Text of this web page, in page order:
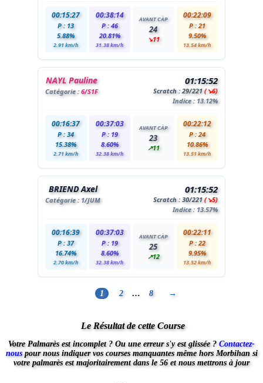
00:15:27
P : 13
5.88%
2.91 km/h
00:38:14
P : 46
20.81%
31.38 km/h
AVANT CÀP
24
↘11
00:22:09
P : 21
9.50%
13.54 km/h
NAYL Pauline
Catégorie : 6/S1F
01:15:52
Scratch :29/221(↘6)
Indice : 13.12%
00:16:37
P : 34
15.38%
2.71 km/h
00:37:03
P : 19
8.60%
32.38 km/h
AVANT CÀP
23
↗11
00:22:12
P : 24
10.86%
13.51 km/h
BRIEND Axel
Catégorie : 1/JUM
01:15:52
Scratch : 30/221(↘5)
Indice : 13.57%
00:16:39
P : 37
16.74%
2.70 km/h
00:37:03
P : 19
8.60%
32.38 km/h
AVANT CÀP
25
↗12
00:22:11
P : 22
9.95%
13.52 km/h
1 2 … 8 →
Le Résultat de cette Course
Votre Palmarès est incomplet ? Ou une erreur s'y est glissée ? Contactez-
nouspour nous indiquer vos courses manquantes même hors Morbihansi
votre palmarès est majoritairement dans le 56 et nous mettrons à jour